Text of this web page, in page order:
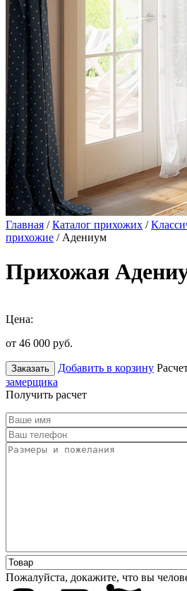
Главная /Каталог прихожих /
прихожие / Адениум
Прихожая
Цена:
от 46 000 руб.
Заказать Добавить в корзину
замерщика
Получить расчет
Пожалуйста, докажите, что вы